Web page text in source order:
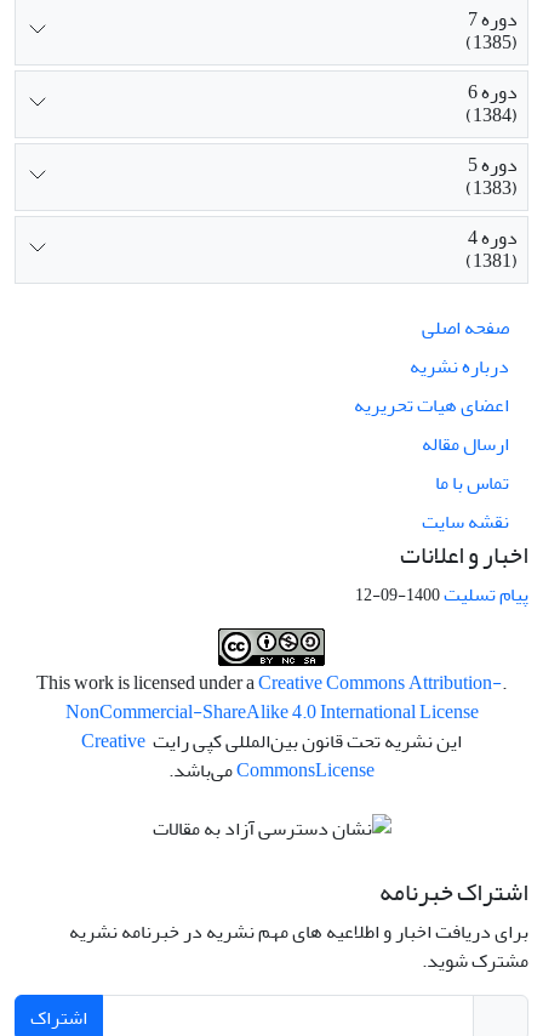
دوره 7
(1385)
دوره 6
(1384)
دوره 5
(1383)
دوره 4
(1381)
صفحه اصلی
درباره نشریه
اعضای هیات تحریریه
ارسال مقاله
تماس با ما
نقشه سایت
اخبار و اعلانات
پیام تسلیت1400-09-12
.This work is licensed under a
Creative Commons Attribution-
NonCommercial-ShareAlike 4.0 International License
این نشریه تحت قانون بین‌المللی کپی رایت Creative
CommonsLicense می‌باشد.
اشتراک خبرنامه
برای دریافت اخبار و اطلاعیه های مهم نشریه در خبرنامه نشریه
مشترک شوید.
اشتراک